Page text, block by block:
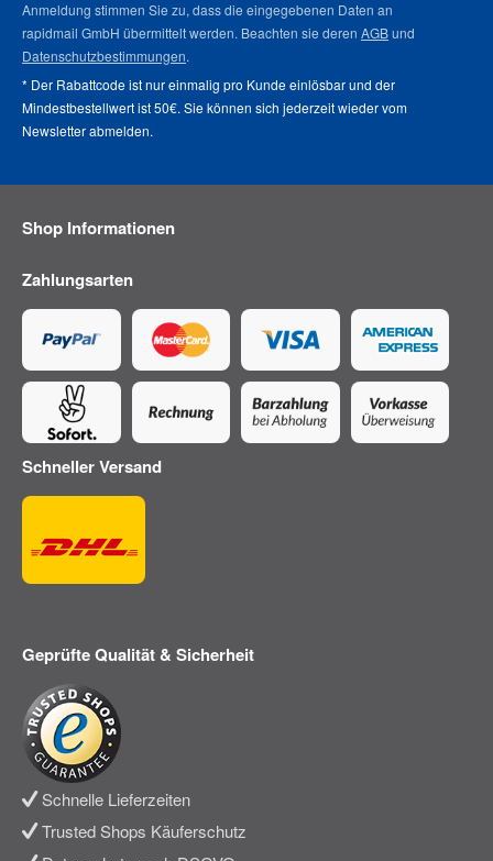
Anmeldung stimmen Sie zu, dass die eingegebenen Daten an
rapidmail GmbH übermittelt werden. Beachten sie deren AGBund
Datenschutzbestimmungen.
* Der Rabattcode ist nur einmalig pro Kunde einlösbar und der
Mindestbestellwert ist 50€. Sie können sich jederzeit wieder vom
Newsletter abmelden.
Shop Informationen
Zahlungsarten
Schneller Versand
Geprüfte Qualität & Sicherheit
Schnelle Lieferzeiten
Trusted Shops Käuferschutz